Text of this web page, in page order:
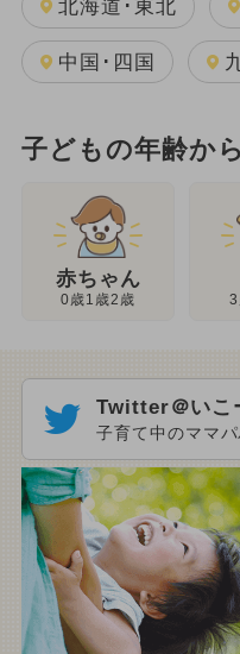
北海道･東北
中国･四国
子どもの年齢か
赤ちゃん
0歳1歳2歳
Twitter＠いこ
子育て中のママ